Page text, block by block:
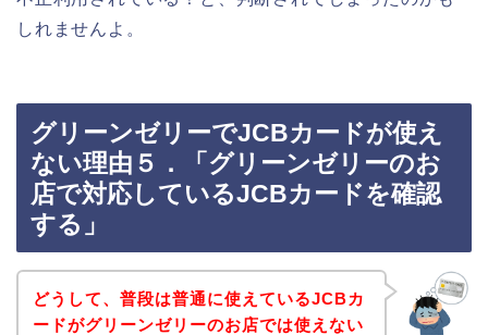
しれませんよ。
グリーンゼリーでJCBカードが使え
ない理由５．「グリーンゼリーのお
店で対応しているJCBカードを確認
する」
どうして、普段は普通に使えているJCBカ
ードがグリーンゼリーのお店では使えない